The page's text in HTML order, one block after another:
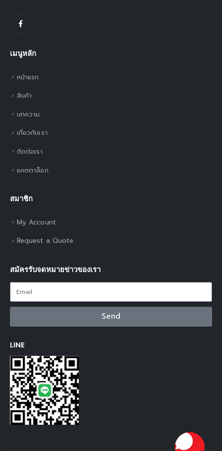
เมนูหลัก
หน้าแรก
สินค้า
บทความ
เกี่ยวกับเรา
ติดต่อเรา
แคตตาล็อก
สมาชิก
My Account
Request a Quote
สมัครรับจดหมายข่าวของเรา
Send
LINE